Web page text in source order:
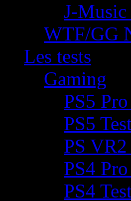
J-Music
WTF/GG
Les tests
Gaming
PS5
PS5
PS VR2
PS4
PS4